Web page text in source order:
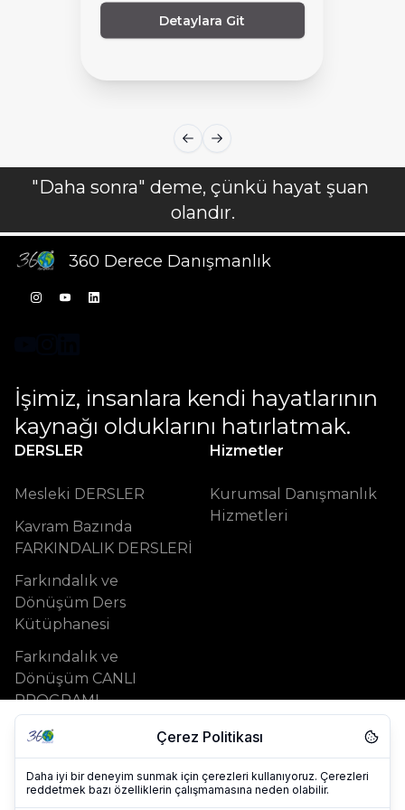
Detaylara Git
Önceki slayt
Sonraki slayt
"Daha sonra" deme, çünkü hayat şuan
360 Derece Danışmanlık
İşimiz, insanlara kendi hayatlarının
kaynağı olduklarını hatırlatmak.
DERSLER
Mesleki DERSLER
Kavram Bazında
FARKINDALIK DERSLERİ
Farkındalık ve
Dönüşüm Ders
Kütüphanesi
Farkındalık ve
Dönüşüm CANLI
PROGRAMI
Hizmetler
Kurumsal Danışmanlık
Hizmetleri
Destek
Bize Ulaşın
Çerez Politikası
Daha iyi bir deneyim sunmak için çerezleri kullanıyoruz. Çerezleri
reddetmek bazı özelliklerin çalışmamasına neden olabilir.